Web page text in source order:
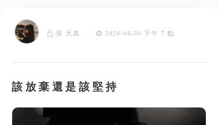
張 天真 2026-04-30 下午 7 點
該放棄還是該堅持